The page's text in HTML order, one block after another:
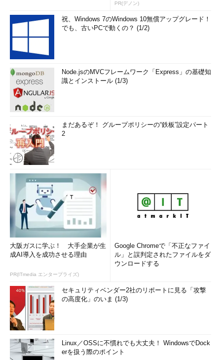
PR(デノン)
祝、Windows 7のWindows 10無償アップグレード！
でも、古いPCで動くの？ (1/2)
Node.jsのMVCフレームワーク「Express」の基礎知
識とインストール (1/3)
まだあるぞ！ グループポリシーの“鉄板”設定パート
2
大阪ガスに学ぶ！ 大手企業が生
成AI導入を成功させる理由
PR(ITmedia エンタープライズ)
Google Chromeで「不正なファイ
ル」と誤判定されたファイルをダ
ウンロードする
セキュリティベンダー2社のリポートに見る「攻撃
の高度化」のいま (1/3)
Linux／OSSに不慣れでも大丈夫！ WindowsでDock
erを扱う際のポイント